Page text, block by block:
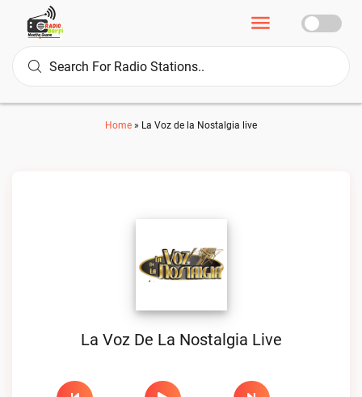
Home » La Voz de la Nostalgia live
La Voz De La Nostalgia Live